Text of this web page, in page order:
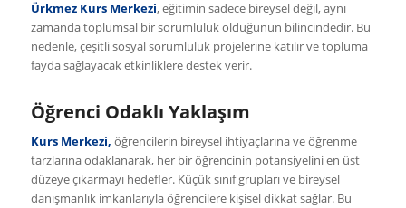
Ürkmez Kurs Merkezi, eğitimin sadece bireysel değil, aynı
zamanda toplumsal bir sorumluluk olduğunun bilincindedir. Bu
nedenle, çeşitli sosyal sorumluluk projelerine katılır ve topluma
fayda sağlayacak etkinliklere destek verir.
Öğrenci Odaklı Yaklaşım
Kurs Merkezi, öğrencilerin bireysel ihtiyaçlarına ve öğrenme
tarzlarına odaklanarak, her bir öğrencinin potansiyelini en üst
düzeye çıkarmayı hedefler. Küçük sınıf grupları ve bireysel
danışmanlık imkanlarıyla öğrencilere kişisel dikkat sağlar. Bu